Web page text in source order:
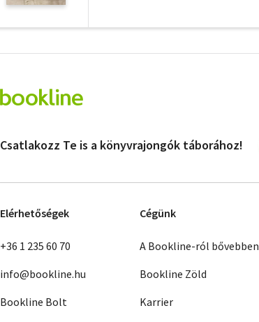
Csatlakozz Te is a könyvrajongók táborához!
Elérhetőségek
+36 1 235 60 70
info@bookline.hu
Bookline Bolt
Cégünk
A Bookline-ról bővebben
Bookline Zöld
Karrier